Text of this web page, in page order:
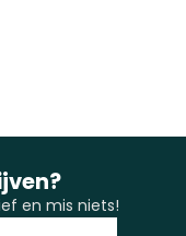
en mis niets!